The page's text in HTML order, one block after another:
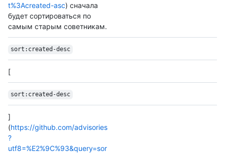
t%3Acreated-asc) сначала
будет сортироваться по
самым старым советникам.
sort:created-desc
[
sort:created-desc
]
(https://github.com/advisories
?
utf8=%E2%9C%93&query=sor